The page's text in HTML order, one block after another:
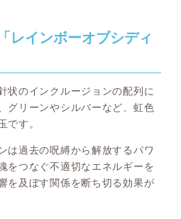
レインボーオブシディ
状のインクルージョンの配列に
グリーンやシルバーなど、虹色
です。
は過去の呪縛から解放するパワ
をつなぐ不適切なエネルギーを
を及ぼす関係を断ち切る効果が